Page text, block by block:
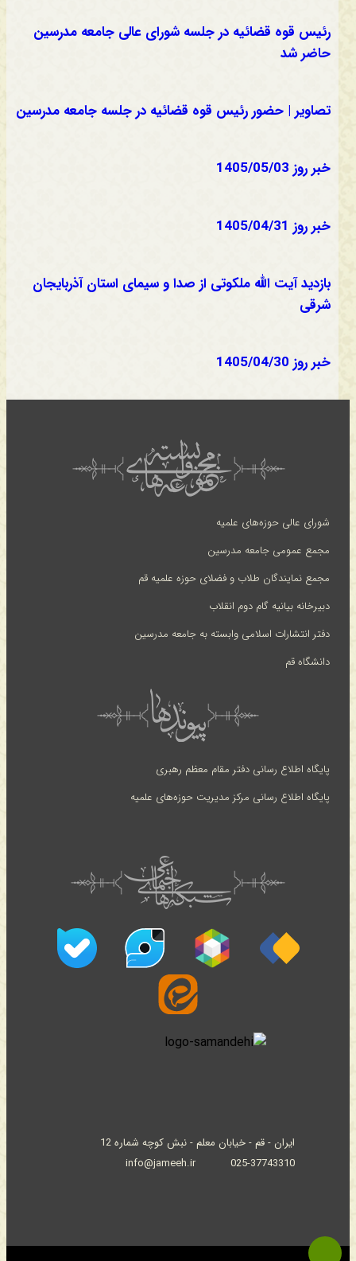
رئیس قوه قضائیه در جلسه شورای عالی جامعه مدرسین
حاضر شد
تصاویر | حضور رئیس قوه قضائیه در جلسه جامعه مدرسین
خبر روز 1405/05/03
خبر روز 1405/04/31
بازدید آیت الله ملکوتی از صدا و سیمای استان آذربایجان
شرقی
خبر روز 1405/04/30
شورای عالی حوزه‌های علمیه
مجمع عمومی جامعه مدرسین
مجمع نمایندگان طلاب و فضلای حوزه علمیه قم
دبیرخانه بیانیه گام دوم انقلاب
دفتر انتشارات اسلامی وابسته به جامعه مدرسین
دانشگاه قم
پایگاه اطلاع رسانی دفتر مقام معظم رهبری
پایگاه اطلاع رسانی مرکز مدیریت حوزه‌های علمیه
ایران - قم - خیابان معلم - نبش کوچه شماره 12
025-37743310
info@jameeh.ir